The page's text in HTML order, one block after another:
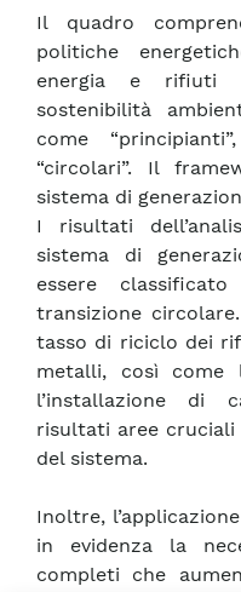
Il quadro
politiche
energia e rifiuti
sostenibilità
come
“circolari”. Il
sistema di
I risultati
sistema di
essere
transizione
tasso di riciclo dei
metalli, così come
l’installazione di
risultati aree
del sistema.
Inoltre,
in evidenza la
completi che